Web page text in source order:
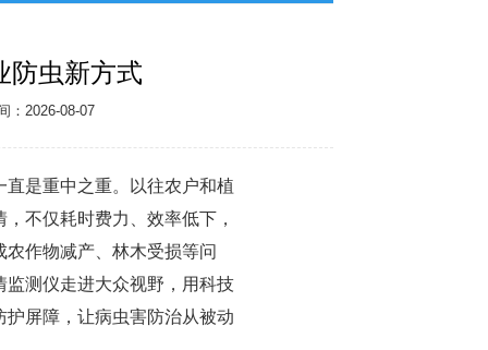
防虫新方式
：2026-08-07
是重中之重。以往农户和植
不仅耗时费力、效率低下，
作物减产、林木受损等问
监测仪走进大众视野，用科技
屏障，让病虫害防治从被动